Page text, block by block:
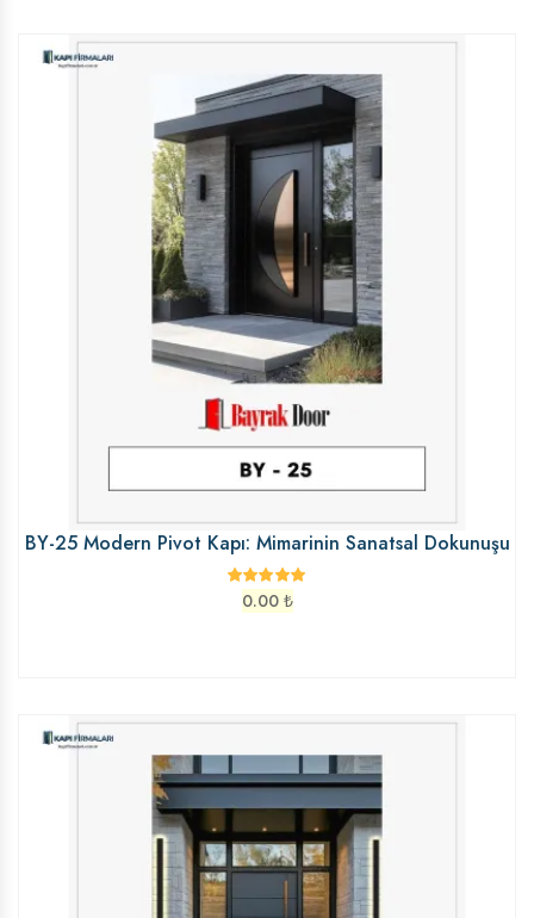
BY-25 Modern Pivot Kapı: Mimarinin Sanatsal Dokunuşu
0.00 ₺